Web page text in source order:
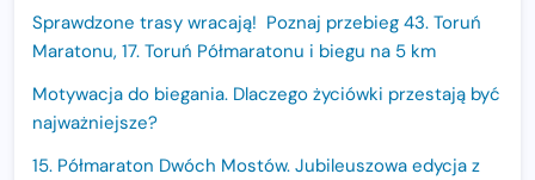
Sprawdzone trasy wracają! Poznaj przebieg 43. Toruń
Maratonu, 17. Toruń Półmaratonu i biegu na 5 km
Motywacja do biegania. Dlaczego życiówki przestają być
najważniejsze?
15. Półmaraton Dwóch Mostów. Jubileuszowa edycja z